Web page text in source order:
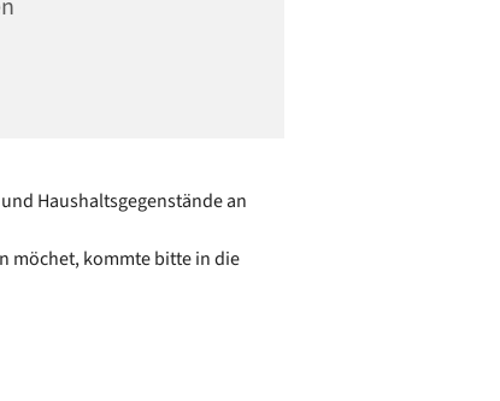
Haushaltsgegenstände an
möchet, kommte bitte in die